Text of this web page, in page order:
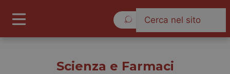
Scienza e Farmaci